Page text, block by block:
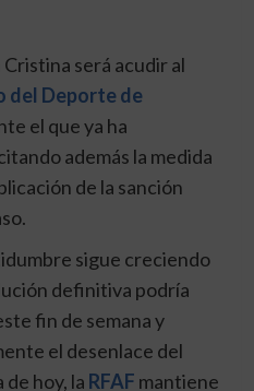
será acudir al
del Deporte de
el que ya ha
además la medida
de la sanción
sigue creciendo
definitiva podría
fin de semana y
el desenlace del
hoy, la RFAF mantiene